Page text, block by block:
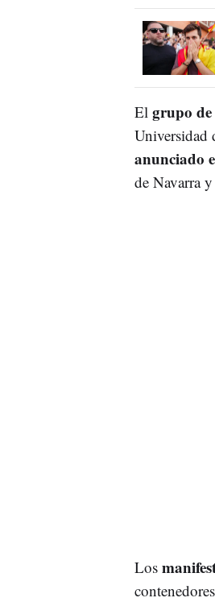
El grupo de
Universidad
anunciado
de Navarra
Los